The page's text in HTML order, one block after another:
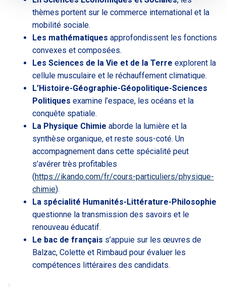
thèmes portent sur le commerce international et la
mobilité sociale.
Les mathématiques approfondissent les fonctions
convexes et composées.
Les Sciences de la Vie et de la Terre explorent la
cellule musculaire et le réchauffement climatique.
L’Histoire-Géographie-Géopolitique-Sciences
Politiques examine l’espace, les océans et la
conquête spatiale.
La Physique Chimie aborde la lumière et la
synthèse organique, et reste sous-coté. Un
accompagnement dans cette spécialité peut
s’avérer très profitables
(https://ikando.com/fr/cours-particuliers/physique-
chimie).
La spécialité Humanités-Littérature-Philosophie
questionne la transmission des savoirs et le
renouveau éducatif.
Le bac de français s’appuie sur les œuvres de
Balzac, Colette et Rimbaud pour évaluer les
compétences littéraires des candidats.